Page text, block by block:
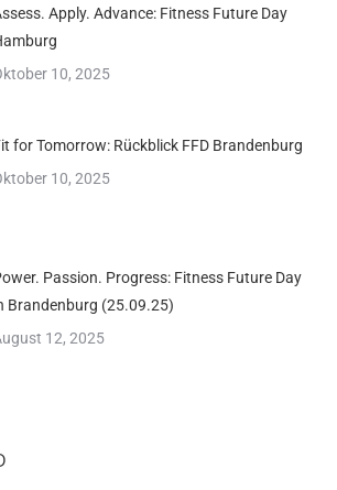
Apply. Advance: Fitness Future Day
10, 2025
for Tomorrow: Rückblick FFD Brandenburg
10, 2025
Passion. Progress: Fitness Future Day
Brandenburg (25.09.25)
12, 2025